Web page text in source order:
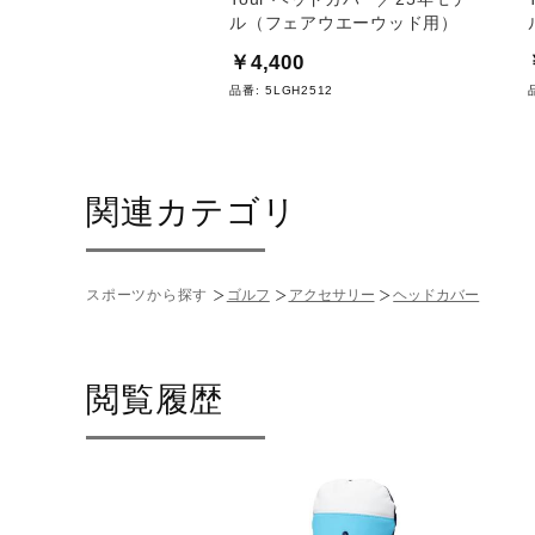
ル（フェアウエーウッド用）
￥4,400
品番: 5LGH2512
関連カテゴリ
スポーツから探す ゴルフ アクセサリー ヘッドカバー
閲覧履歴